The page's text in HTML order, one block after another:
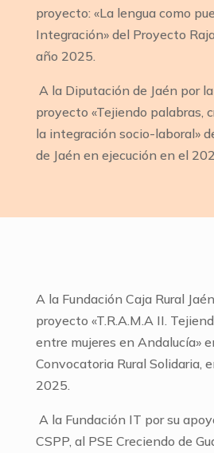
proyecto: «La lengua como
Integración» del Proyecto
año 2025.
A la Diputación de Jaén por
proyecto «Tejiendo palabras,
la integración socio-laboral»
de Jaén en ejecución en el
A la Fundación Caja Rural
proyecto «T.R.A.M.A II.
entre mujeres en Andalucía»
Convocatoria Rural Solidaria,
2025.
A la Fundación IT por su
CSPP, al PSE Creciendo de